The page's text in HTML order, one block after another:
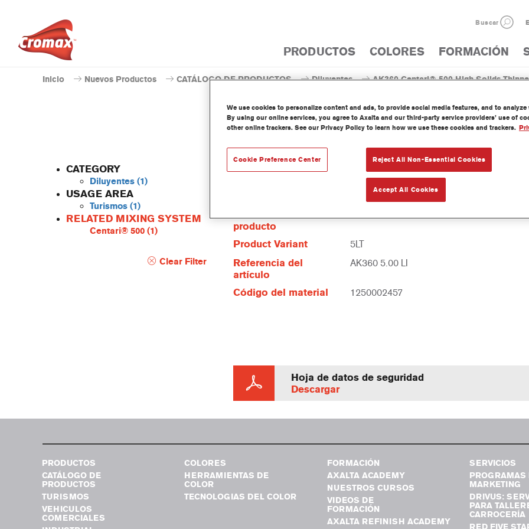
Buscar
PRODUCTOS COLORES FORMACIÓN
Inicio Nuevos Productos CATÁLOGO DE PRODUCTOS Diluyentes AK360 Centari® 500 High Solids
CATEGORY
Diluyentes (1)
USAGE AREA
Turismos (1)
RELATED MIXING SYSTEM
Centari® 500 (1)
Clear Filter
AK360 Centari® 500
producto
Product Variant
5LT
Referencia del
artículo
AK360 5.00 LI
Código del material 1250002457
Hoja de datos de seguridad
Descargar
PRODUCTOS
CATÁLOGO DE
PRODUCTOS
TURISMOS
VEHICULOS
COMERCIALES
COLORES
HERRAMIENTAS DE
COLOR
TECNOLOGIAS DEL COLOR
FORMACIÓN
AXALTA ACADEMY
NUESTROS CURSOS
VIDEOS DE
FORMACIÓN
AXALTA REFINISH ACADEMY
SERVICIOS
PROGRAMAS
MARKETING
DRIVUS:
PARA
CARROCERÍA
We use cookies to personalize content and ads, to provide social media features, and to
By using our online services, you agree to Axalta and our third-party service providers’ use of
other online trackers. See our Privacy Policy to learn how we use these cookies and trackers.
Reject All Non-Essential Cookies
Accept All Cookies
Cookie Preference Center